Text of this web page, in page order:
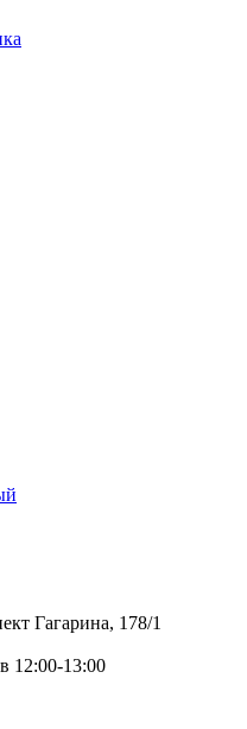
Гагарина, 178/1
12:00-13:00